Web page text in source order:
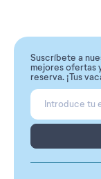
Suscríbete a
mejores ofertas
reserva. ¡Tus